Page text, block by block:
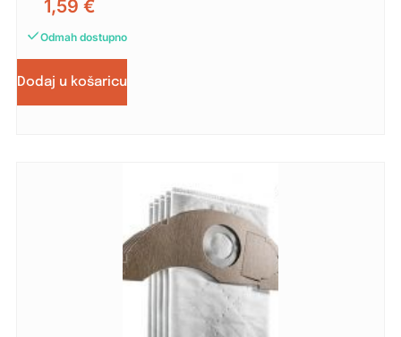
1,59 €
Odmah dostupno
Dodaj u košaricu